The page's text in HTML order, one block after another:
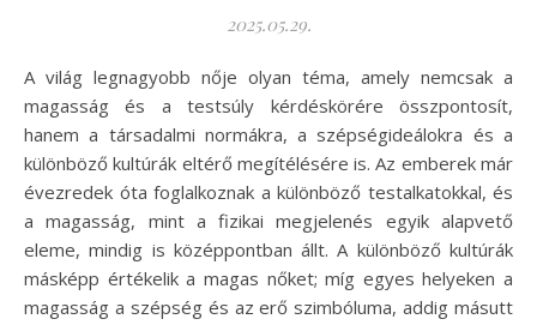
2025.05.29.
A világ legnagyobb nője olyan téma, amely nemcsak a
magasság és a testsúly kérdéskörére összpontosít,
hanem a társadalmi normákra, a szépségideálokra és a
különböző kultúrák eltérő megítélésére is. Az emberek már
évezredek óta foglalkoznak a különböző testalkatokkal, és
a magasság, mint a fizikai megjelenés egyik alapvető
eleme, mindig is középpontban állt. A különböző kultúrák
másképp értékelik a magas nőket; míg egyes helyeken a
magasság a szépség és az erő szimbóluma, addig másutt